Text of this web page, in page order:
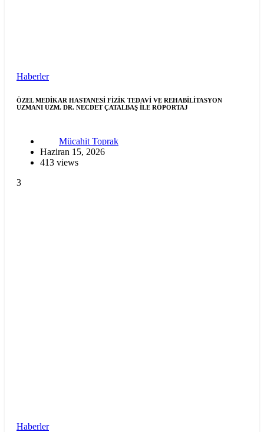
Haberler
ÖZEL MEDİKAR HASTANESİ FİZİK TEDAVİ VE REHABİLİTASYON
UZMANI UZM. DR. NECDET ÇATALBAŞ İLE RÖPORTAJ
Mücahit Toprak
Haziran 15, 2026
413 views
3
Haberler